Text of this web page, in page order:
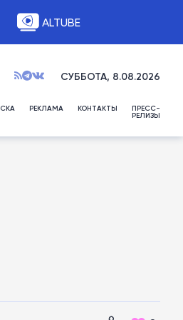
ALTUBE
СУББОТА, 8.08.2026
РЕКЛАМА КОНТАКТЫ ПРЕСС-
РЕЛИЗЫ